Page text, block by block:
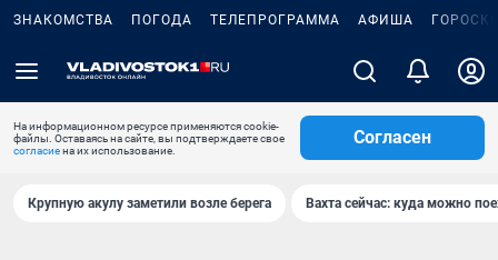
ЗНАКОМСТВА ПОГОДА ТЕЛЕПРОГРАММА АФИША
На информационном ресурсе применяются cookie-
файлы. Оставаясь на сайте, вы подтверждаете свое
согласиена их использование.
Согласен
Крупную акулу заметили возле берега Вахта сейчас: куда можно